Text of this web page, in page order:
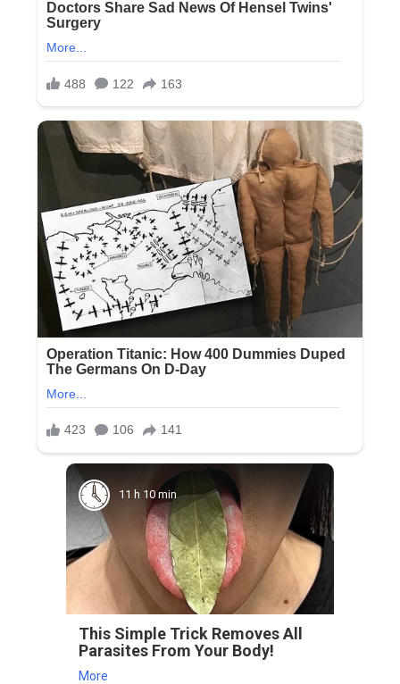
11 h 10 min
This Simple Trick Removes All
Parasites From Your Body!
More